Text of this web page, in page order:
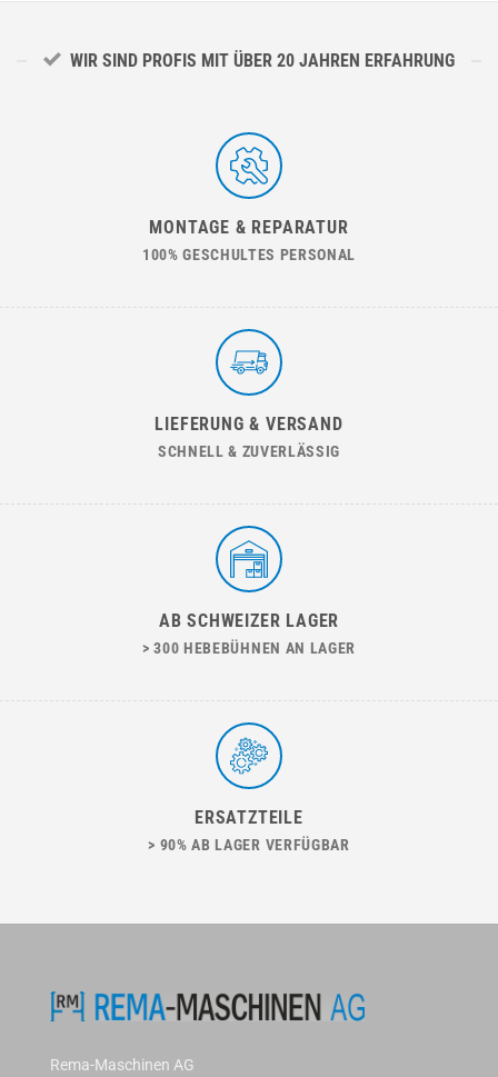
WIR SIND PROFIS MIT ÜBER 20 JAHREN ERFAHRUNG
MONTAGE & REPARATUR
100% GESCHULTES PERSONAL
LIEFERUNG & VERSAND
SCHNELL & ZUVERLÄSSIG
AB SCHWEIZER LAGER
> 300 HEBEBÜHNEN AN LAGER
ERSATZTEILE
> 90% AB LAGER VERFÜGBAR
Rema-Maschinen AG